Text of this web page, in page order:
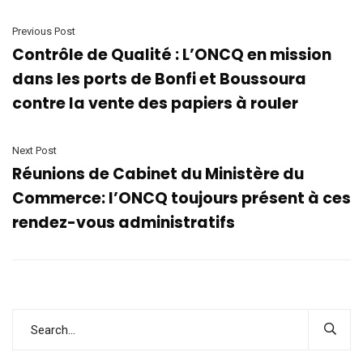
Previous Post
Contrôle de Qualité : L’ONCQ en mission
dans les ports de Bonfi et Boussoura
contre la vente des papiers à rouler
Next Post
Réunions de Cabinet du Ministère du
Commerce: l’ONCQ toujours présent à ces
rendez-vous administratifs